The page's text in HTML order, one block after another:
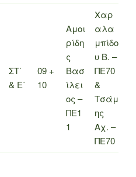
ΣΤ΄
& Ε΄
09 +
10
Αμοι
ρίδη
ς
Βασ
ίλει
ος –
ΠΕ1
1
Χαρ
αλα
μπίδο
υ Β. –
ΠΕ70
&
Τσάμ
ης
Αχ. –
ΠΕ70